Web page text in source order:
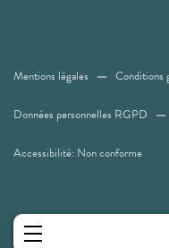
Mentions légales Conditions
Données personnelles RGPD
Accessibilité: Non conforme